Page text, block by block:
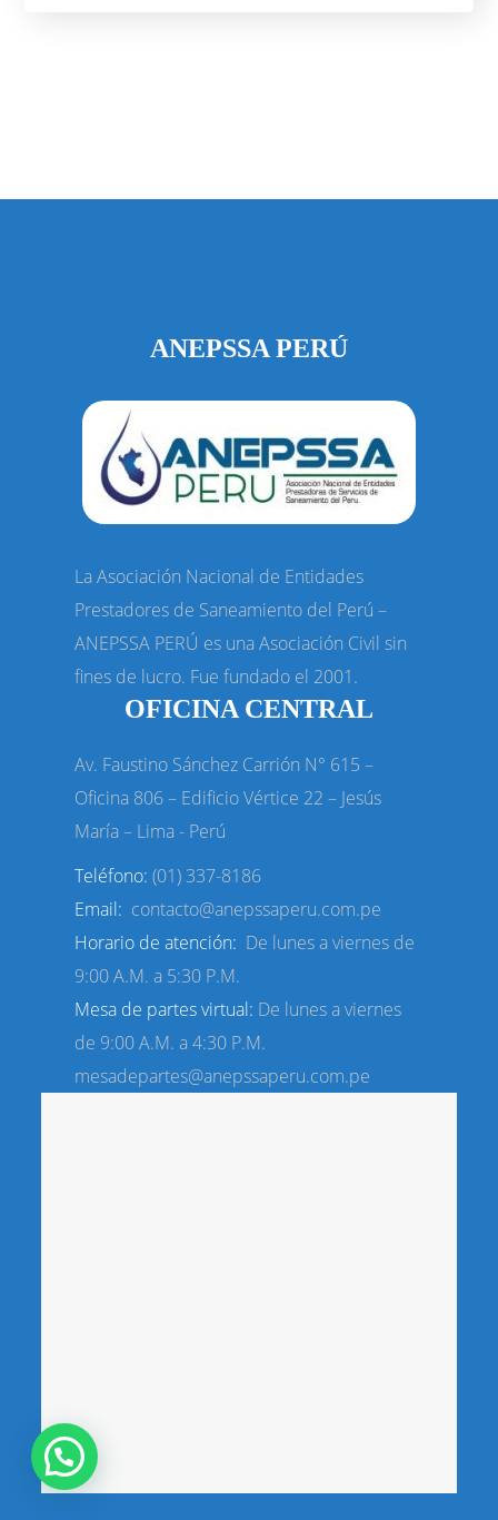
ANEPSSA PERÚ
La Asociación Nacional de Entidades
Prestadores de Saneamiento del Perú –
ANEPSSA PERÚ es una Asociación Civil sin
fines de lucro. Fue fundado el 2001.
OFICINA CENTRAL
Av. Faustino Sánchez Carrión N° 615 –
Oficina 806 – Edificio Vértice 22 – Jesús
María – Lima - Perú
Teléfono: (01) 337-8186
Email: contacto@anepssaperu.com.pe
Horario de atención: De lunes a viernes de
9:00 A.M. a 5:30 P.M.
Mesa de partes virtual: De lunes a viernes
de 9:00 A.M. a 4:30 P.M.
mesadepartes@anepssaperu.com.pe